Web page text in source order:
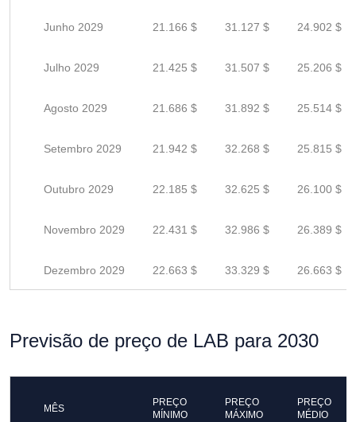
Junho 2029 21.166 $ 31.127 $ 24.902 $
Julho 2029 21.425 $ 31.507 $ 25.206 $
Agosto 2029 21.686 $ 31.892 $ 25.514 $
Setembro 2029 21.942 $ 32.268 $ 25.815 $
Outubro 2029 22.185 $ 32.625 $ 26.100 $
Novembro 2029 22.431 $ 32.986 $ 26.389 $
Dezembro 2029 22.663 $ 33.329 $ 26.663 $
Previsão de preço de LAB para 2030
MÊS
PREÇO
MÍNIMO
PREÇO
MÁXIMO
PREÇO
MÉDIO